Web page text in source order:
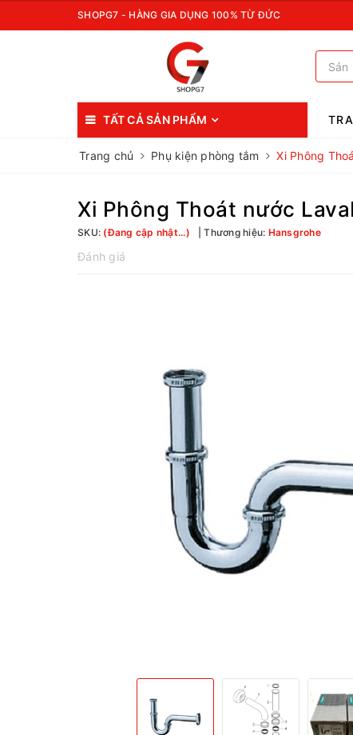
SHOPG7 - HÀNG GIA DỤNG 100% TỪ ĐỨC
TẤT CẢ SẢN PHẨM
Trang chủ Phụ kiện phòng tắm Xi Phông
Xi Phông Thoát nước
SKU: (Đang cập nhật...) Thương hiệu: Hansgrohe
Đánh giá